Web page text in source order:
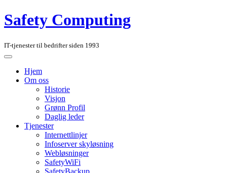
Safety Computing
IT-tjenester til bedrifter siden 1993
Hjem
Om oss
Historie
Visjon
Grønn Profil
Daglig leder
Tjenester
Internettlinjer
Infoserver skyløsning
Webløsninger
SafetyWiFi
SafetyBackup